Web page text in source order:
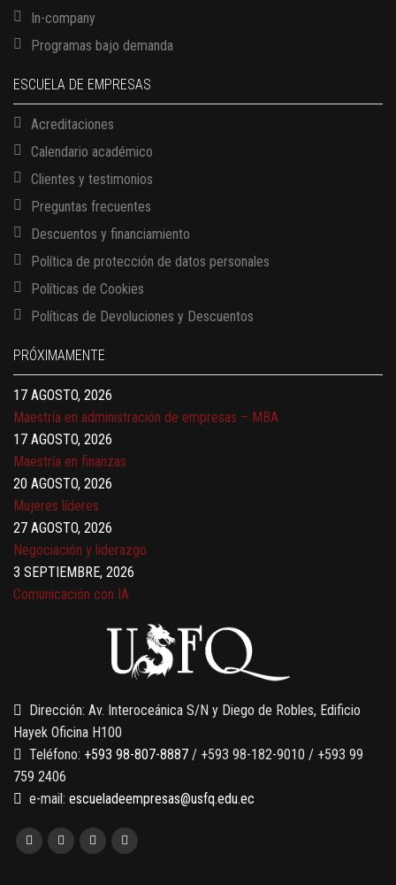
In-company
Programas bajo demanda
ESCUELA DE EMPRESAS
Acreditaciones
Calendario académico
Clientes y testimonios
Preguntas frecuentes
Descuentos y financiamiento
Política de protección de datos personales
Políticas de Cookies
Políticas de Devoluciones y Descuentos
PRÓXIMAMENTE
13 AGOSTO, 2026
17 AGOSTO, 2026
Gerencia de empresas familiares
17 AGOSTO, 2026
Maestría en administración de empresas – MBA
17 AGOSTO, 2026
Maestría en finanzas
20 AGOSTO, 2026
Mujeres líderes
27 AGOSTO, 2026
Negociación y liderazgo
3 SEPTIEMBRE, 2026
Comunicación con IA
Gobernanza de datos
13 AGOSTO, 2026
Finanzas para no financieros
Dirección: Av. Interoceánica S/N y Diego de Robles, Edificio
Hayek Oficina H100
Teléfono: +593 98-807-8887 / +593 98-182-9010 / +593 99
759 2406
e-mail: escueladeempresas@usfq.edu.ec